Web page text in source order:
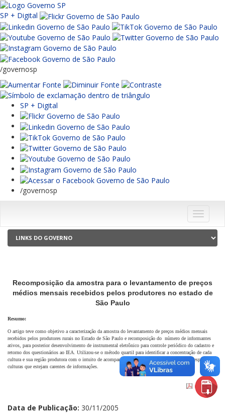
SP + Digital
/governosp
SP + Digital
/governosp
Menu
Recomposição da amostra para o levantamento de preços
médios mensais recebidos pelos produtores no estado de
São Paulo
Resumo:
O artigo teve como objetivo a caracterização da amostra do levantamento de preços médios mensais
recebidos pelos produtores rurais no Estado de São Paulo e recomposição do número de informantes
ativos, para posterior desenvolvimento de instrumental eletrônico para controle periódico do cadastro e
retorno dos questionários ao IEA. Utilizou-se o método quartil para identificar a concentração de cada
cultura e sua região produtora com o intuito de acompanhar o retorno dos questionários, em especial as
culturas que estejam carentes de informações.
Data de Publicação: 30/11/2005